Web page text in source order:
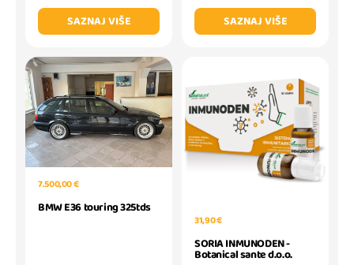
SAZNAJ VIŠE
SAZNAJ VIŠE
7.500,00 €
BMW E36 touring 325tds
31,90 €
SORIA INMUNODEN -
Botanical sante d.o.o.